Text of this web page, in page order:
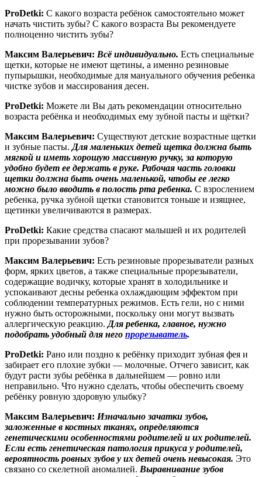
ProDetki: С какого возраста ребёнок самостоятельно может
начать чистить зубы? С какого возраста Вы рекомендуете
полноценно чистить зубы?
Максим Валерьевич: Всё индивидуально. Есть специальные
щетки, которые не имеют щетины, а именно резиновые
пупырышки, необходимые для мануального обучения ребенка
чистке зубов и массирования десен.
ProDetki: Можете ли Вы дать рекомендации относительно
возраста ребёнка и необходимых ему зубной пасты и щётки?
Максим Валерьевич: Существуют детские возрастные щетки
и зубные пасты. Для маленьких детей щетка должна быть
мягкой и иметь хорошую массивную ручку, за которую
удобно будет ее держать в руке. Рабочая часть головки
щетки должна быть очень маленькой, чтобы ее легко
можно было вводить в полость рта ребенка. С взрослением
ребенка, ручка зубной щетки становится тоньше и изящнее,
щетинки увеличиваются в размерах.
ProDetki: Какие средства спасают малышей и их родителей
при прорезывании зубов?
Максим Валерьевич: Есть резиновые прорезыватели разных
форм, ярких цветов, а также специальные прорезыватели,
содержащие водичку, которые хранят в холодильнике и
успокаивают десны ребенка охлаждающим эффектом при
соблюдении температурных режимов. Есть гели, но с ними
нужно быть осторожными, поскольку они могут вызвать
аллергическую реакцию. Для ребенка, главное, нужно
подобрать удобный для него прорезыватель.
ProDetki: Рано или поздно к ребёнку приходит зубная фея и
забирает его плохие зубки — молочные. Отчего зависит, как
будут расти зубы ребёнка в дальнейшем — ровно или
неправильно. Что нужно сделать, чтобы обеспечить своему
ребёнку ровную здоровую улыбку?
Максим Валерьевич: Изначально зачатки зубов,
заложенные в костных тканях, определяются
генетическими особенностями родителей и их родителей.
Если есть генетическая патология прикуса у родителей,
вероятность ровных зубов у их детей очень невысокая. Это
связано со скелетной аномалией. Выравнивание зубов